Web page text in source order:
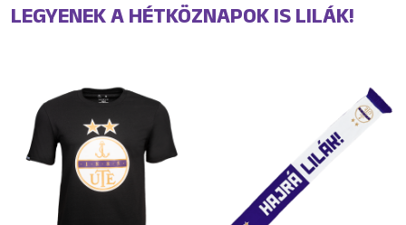
LEGYENEK A HÉTKÖZNAPOK IS LILÁK!